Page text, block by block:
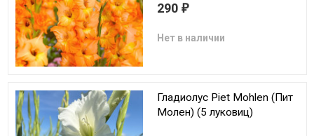
290 ₽
Нет в наличии
Гладиолус Piet Mohlen (Пит
Молен) (5 луковиц)